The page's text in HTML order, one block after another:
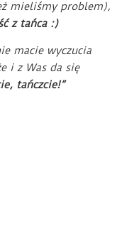
mieliśmy problem),
z tańca :)
macie wyczucia
i z Was da się
tańczcie!”